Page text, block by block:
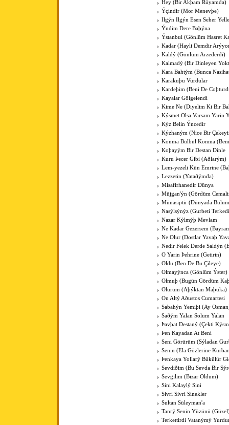
Hey (Bir Akþam Rüyamda)
Ýçindir (Mor Menevþe)
Ilgýn Ilgýn Esen Seher
Ýndim Dere Baþýna
Ýstanbul (Gönlüm Hasret
Kadar (Hayli Demdir
Kaldý (Gönlüm Arzederdi)
Kalmadý (Bir Dinleyen
Kara Bahtým (Bunca
Karakuþu Vurdular
Kardeþim (Beni De
Kayalar Gölgelendi
Kime Ne (Diyelim Ki Bir
Kýsmet Olsa Varsam Yarin
Kýz Belin Ýncedir
Kýzhaným (Nice Bir
Konma Bülbül Konma
Koþayým Bir Destan Dinle
Kuru Þecer Gibi (Aðlarým)
Lem-yezeli Kün Emrine
Lezzetin (Yataðýmda)
Misafirhanedir Dünya
Müjgan'ýn (Gördüm
Münasiptir (Dünyada
Nasýlsýnýz (Gurbeti
Nazar Kýlmýþ Mevlam
Ne Kadar Gezersem
Ne Olur (Dostlar Yavaþ
Nedir Felek Derde Saldýn
O Yarin Þehrine (Getirin)
Oldu (Ben De Bu Çileye)
Olmayýnca (Gönlüm Ýster)
Olmuþ (Bugün Gördüm
Olurum (Aþýktan Maþuka)
On Altý Aðustos Cumartesi
Sabahýn Yemiþi (Ay
Saðým Yalan Solum Yalan
Þavþat Destaný (Çekti
Þen Kayadan At Beni
Seni Görürüm (Sýladan
Senin (Ela Gözlerine
Þenkaya Yollarý Bükülür
Sevdiðim (Bu Sevda Bir
Sevgilim (Bizar Oldum)
Sini Kalaylý Sini
Sivri Sivri Sinekler
Sultan Süleyman'a
Tanrý Senin Yüzünü
Terkettirdi Vatanýmý